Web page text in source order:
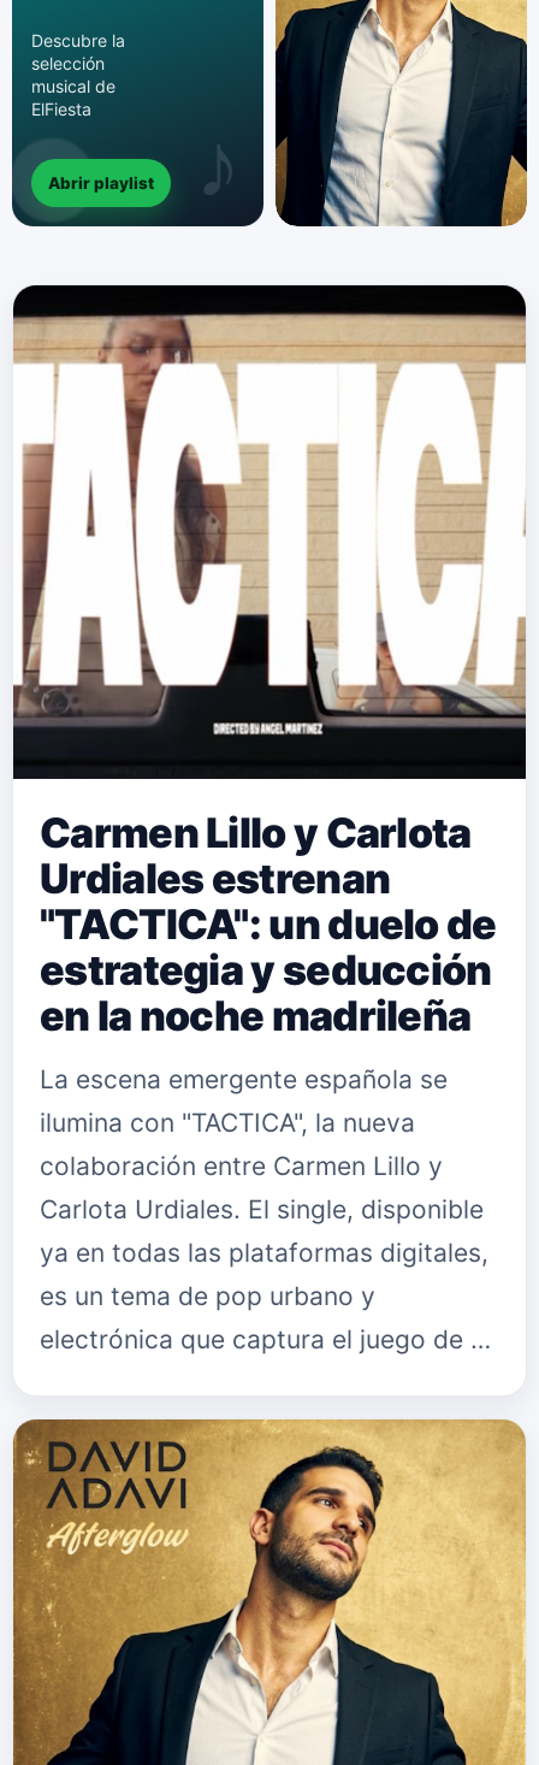
Descubre la
selección
musical de
ElFiesta
Abrir playlist
Carmen Lillo y Carlota
Urdiales estrenan
"TACTICA": un duelo de
estrategia y seducción
en la noche madrileña
La escena emergente española se
ilumina con "TACTICA", la nueva
colaboración entre Carmen Lillo y
Carlota Urdiales. El single, disponible
ya en todas las plataformas digitales,
es un tema de pop urbano y
electrónica que captura el juego de …